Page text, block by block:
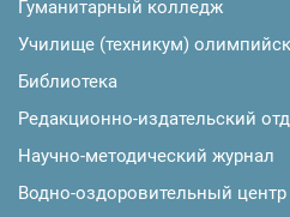
Гуманитарный колледж
Училище (техникум)
Библиотека
Редакционно-издательский
Научно-методический журнал
Водно-оздоровительный центр